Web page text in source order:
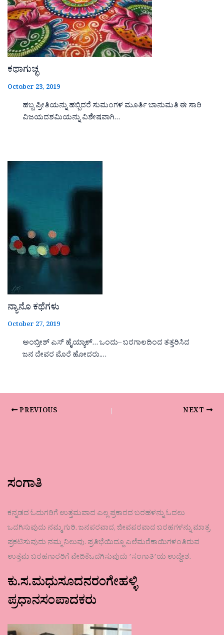
ಕಥಾಗುಚ್ಛ
October 23, 2019
ಹಬ್ಬ ಪ್ರೀತಿಯನ್ನು ಹಬ್ಬಿದರೆ ಸುಮಂಗಳ ಮೂರ್ತಿ ಬಾನುಮತಿ ಈ ಸಾರಿ
ವಿಜಯದಶಮಿಯನ್ನು ವಿಶೇಷವಾಗಿ…
ನ್ಯಾನೊ ಕಥೆಗಳು
October 27, 2019
ಅಂಬ್ರೀಶ್ ಎಸ್ ಹೈಯ್ಯಾಳ್… ಒಂದು– ಬರಗಾಲದಿಂದ ತತ್ತರಿಸಿದ
ಜನ ದೇವರ ಮೊರೆ ಹೋದರು.…
PREVIOUS NEXT
ಸಂಗಾತಿ
ಕನ್ನಡದ ಓದುಗರಿಗೆ ಉತ್ತಮವಾದ ಎಲ್ಲ ಪ್ರಕಾರದ ಬರಹಳನ್ನು ಓದಲು
ಒದಗಿಸುವುದು ನಮ್ಮ ಗುರಿ. ಜನಪರವಾದ, ಜೀವಪರವಾದ ಬರಹಗಳನ್ನು ಮಾತ್ರ
ಪ್ರಕಟಿಸುವುದು ನಮ್ಮ ನಿಲುವು. ಪ್ರತಿಭೆಯಿದ್ದೂ ಎಲೆಮರೆಕಾಯಿಗಳಂತಿರುವ
ಉತ್ತಮ ಬರಹಗಾರರಿಗೆ ವೇದಿಕೆಒದಗಿಸುವುದು ʼಸಂಗಾತಿʼಯ ಉದ್ದೇಶ.
ಕು.ಸ.ಮಧುಸೂದನರಂಗೇಹಳ್ಳಿ
ಪ್ರಧಾನಸಂಪಾದಕರು